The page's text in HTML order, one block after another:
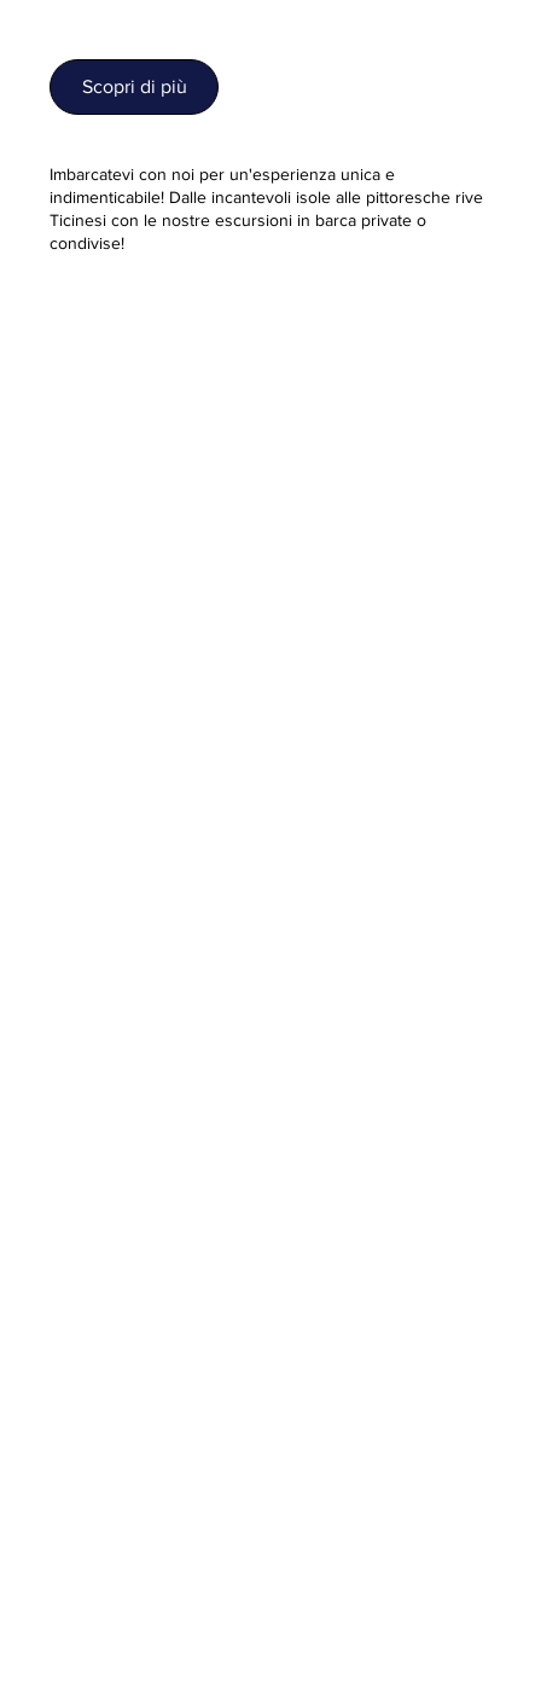
Scopri di più
Imbarcatevi con noi per un'esperienza unica e
indimenticabile! Dalle incantevoli isole alle pittoresche rive
Ticinesi con le nostre escursioni in barca private o
condivise!